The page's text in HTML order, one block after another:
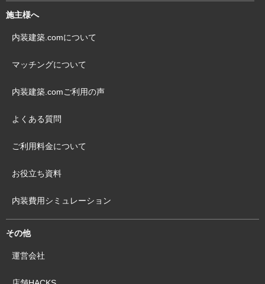
施主様へ
内装建築.comについて
マッチングについて
内装建築.comご利用の声
よくある質問
ご利用料金について
お役立ち資料
内装費用シミュレーション
その他
運営会社